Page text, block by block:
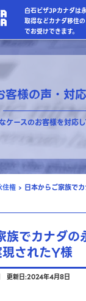
白石ビザJPカナダは
取得などカナダ移住
でお受けできます。
客様の声・対
ケースのお客様を対応
住権 › 日本からご家族で
族でカナダの
されたY様
更新日:2024年4月8日